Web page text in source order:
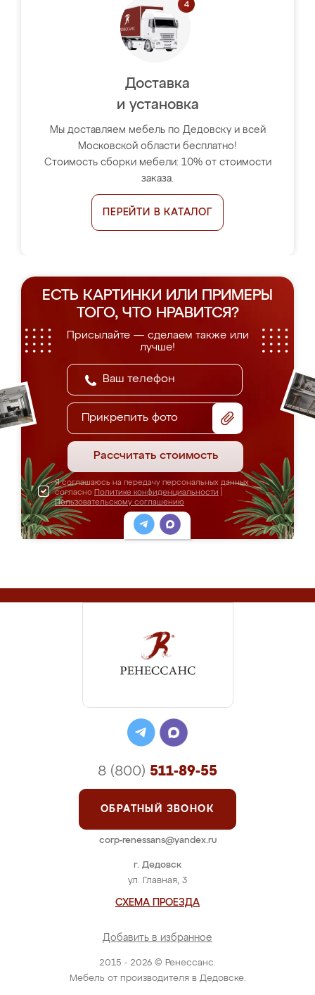
Доставка
и установка
Мы доставляем мебель по Дедовску и всей
Московской области бесплатно!
Стоимость сборки мебели: 10% от стоимости
заказа.
ПЕРЕЙТИ В КАТАЛОГ
ЕСТЬ КАРТИНКИ ИЛИ ПРИМЕРЫ
ТОГО, ЧТО НРАВИТСЯ?
Присылайте — сделаем также или
лучше!
Прикрепить фото
Рассчитать стоимость
Я соглашаюсь на передачу персональных данных
согласно Политике конфиденциальности
Пользовательскому соглашению
2015 - 2026 © Ренессанс.
Мебель от производителя в Дедовске.
г. Дедовск
ул. Главная, 3
СХЕМА ПРОЕЗДА
Добавить в избранное
8 (800) 511-89-55
ОБРАТНЫЙ ЗВОНОК
corp-renessans@yandex.ru